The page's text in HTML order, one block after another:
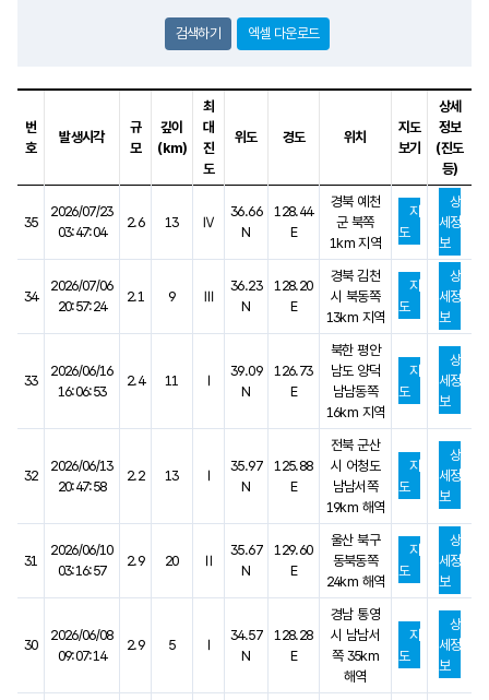
엑셀 다운로드
국내 지진 검색 결과를 번호, 발생시각, 규모, 깊이, 위도, 경도, 위치, 지
번
호
발생시각
규
모
깊이
(km)
최
대
진
도
위도 경도 위치
지도
보기
상세
정보
(진도
등)
35
2026/07/23
03:47:04
2.6 13 Ⅳ
36.66
N
128.44
E
경북 예천
군 북쪽
1km 지역
지
도
상
세정
보
34
2026/07/06
20:57:24
2.1 9 Ⅲ
36.23
N
128.20
E
경북 김천
시 북동쪽
13km 지역
지
도
상
세정
보
33
2026/06/16
16:06:53
2.4 11 Ⅰ
39.09
N
126.73
E
북한 평안
남도 양덕
남남동쪽
16km 지역
지
도
상
세정
보
32
2026/06/13
20:47:58
2.2 13 Ⅰ
35.97
N
125.88
E
전북 군산
시 어청도
남남서쪽
19km 해역
지
도
상
세정
보
31
2026/06/10
03:16:57
2.9 20 Ⅱ
35.67
N
129.60
E
울산 북구
동북동쪽
24km 해역
지
도
상
세정
보
30
2026/06/08
09:07:14
2.9 5 Ⅰ
34.57
N
128.28
E
경남 통영
시 남남서
쪽 35km
해역
지
도
상
세정
보